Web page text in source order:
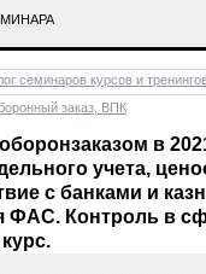
семинаров курсов и
заказ, ВПК
в
учета,
с банками и
ФАС. Контроль в